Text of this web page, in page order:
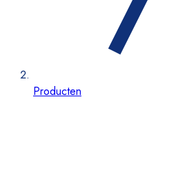
Producten